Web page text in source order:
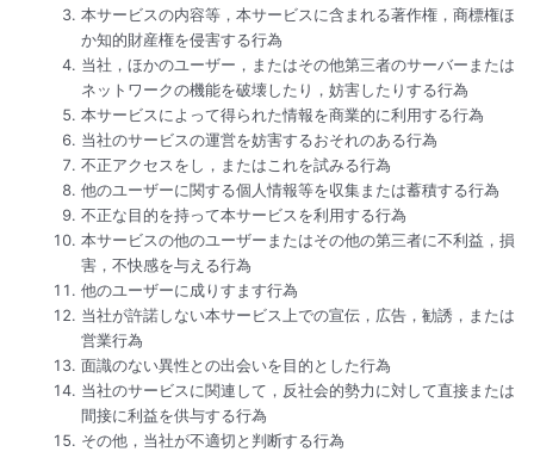
本サービスの内容等，本サービスに含まれる著作権，商標権ほ
か知的財産権を侵害する行為
当社，ほかのユーザー，またはその他第三者のサーバーまたは
ネットワークの機能を破壊したり，妨害したりする行為
本サービスによって得られた情報を商業的に利用する行為
当社のサービスの運営を妨害するおそれのある行為
不正アクセスをし，またはこれを試みる行為
他のユーザーに関する個人情報等を収集または蓄積する行為
不正な目的を持って本サービスを利用する行為
本サービスの他のユーザーまたはその他の第三者に不利益，損
害，不快感を与える行為
他のユーザーに成りすます行為
当社が許諾しない本サービス上での宣伝，広告，勧誘，または
営業行為
面識のない異性との出会いを目的とした行為
当社のサービスに関連して，反社会的勢力に対して直接または
間接に利益を供与する行為
その他，当社が不適切と判断する行為